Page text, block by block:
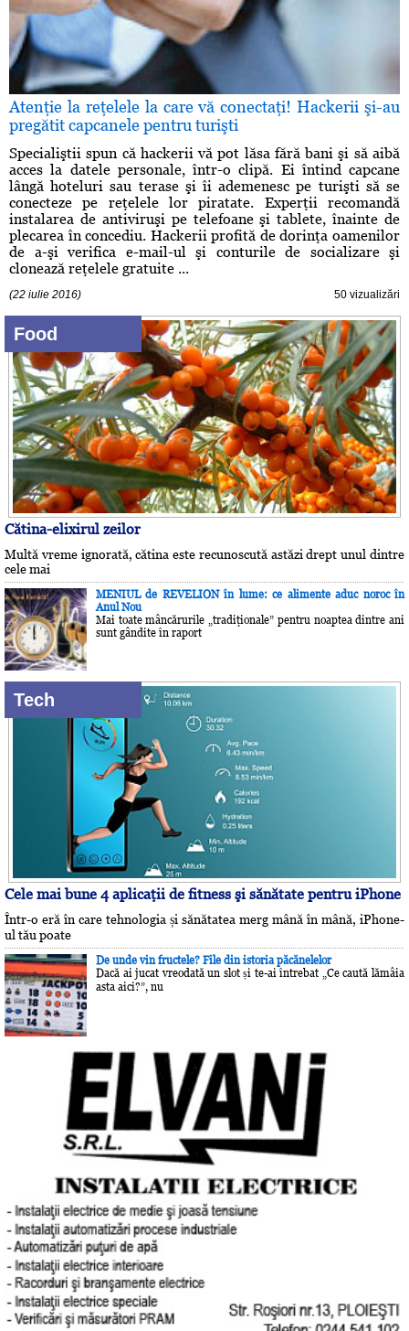
Atenţie la reţelele la care vă conectaţi! Hackerii şi-au
pregătit capcanele pentru turişti
Specialiştii spun că hackerii vă pot lăsa fără bani şi să aibă
acces la datele personale, într-o clipă. Ei întind capcane
lângă hoteluri sau terase şi îi ademenesc pe turişti să se
conecteze pe reţelele lor piratate. Experţii recomandă
instalarea de antiviruşi pe telefoane şi tablete, înainte de
plecarea în concediu. Hackerii profită de dorinţa oamenilor
de a-şi verifica e-mail-ul şi conturile de socializare şi
clonează reţelele gratuite ...
(22 iulie 2016) 50 vizualizări
Food
Cătina-elixirul zeilor
Multă vreme ignorată, cătina este recunoscută astăzi drept unul dintre
cele mai
MENIUL de REVELION în lume: ce alimente aduc noroc în
Anul Nou
Mai toate mâncărurile „tradiţionale” pentru noaptea dintre ani
sunt gândite în raport
Tech
Cele mai bune 4 aplicaţii de fitness şi sănătate pentru iPhone
Într-o eră în care tehnologia și sănătatea merg mână în mână, iPhone-
ul tău poate
De unde vin fructele? File din istoria păcănelelor
Dacă ai jucat vreodată un slot și te-ai întrebat „Ce caută lămâia
asta aici?”, nu